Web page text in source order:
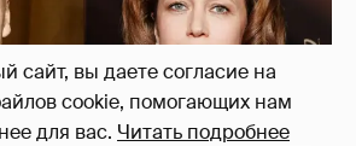
сайт, вы даете согласие на
cookie, помогающих нам
для вас. Читать подробнее